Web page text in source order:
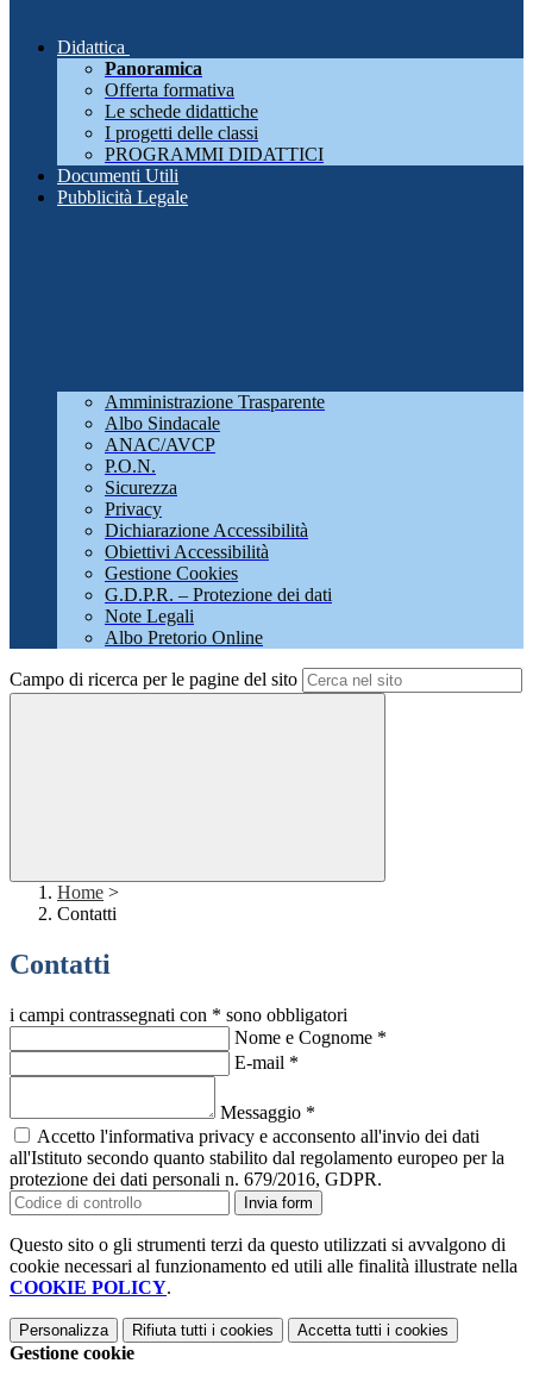
Didattica
Panoramica
Offerta formativa
Le schede didattiche
I progetti delle classi
PROGRAMMI DIDATTICI
Documenti Utili
Pubblicità Legale
Amministrazione Trasparente
Albo Sindacale
ANAC/AVCP
P.O.N.
Sicurezza
Privacy
Dichiarazione Accessibilità
Obiettivi Accessibilità
Gestione Cookies
G.D.P.R. – Protezione dei dati
Note Legali
Albo Pretorio Online
Campo di ricerca per le pagine del sito
Home >
Contatti
Contatti
i campi contrassegnati con * sono obbligatori
Nome e Cognome *
E-mail *
Messaggio *
Accetto l'informativa privacy e acconsento all'invio dei dati
all'Istituto secondo quanto stabilito dal regolamento europeo per la
protezione dei dati personali n. 679/2016, GDPR.
Invia form
Questo sito o gli strumenti terzi da questo utilizzati si avvalgono di
cookie necessari al funzionamento ed utili alle finalità illustrate nella
COOKIE POLICY.
Personalizza Rifiuta tutti i cookies Accetta tutti i cookies
Gestione cookie